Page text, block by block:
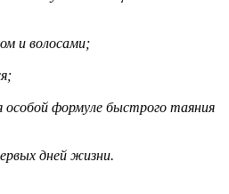
и волосами;
особой формуле быстрого таяния
дней жизни.